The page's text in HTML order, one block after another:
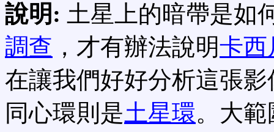
說明: 土星上的暗帶是如
調查 ，才有辦法說明卡西
在讓我們好好分析這張
同心環則是土星環。大